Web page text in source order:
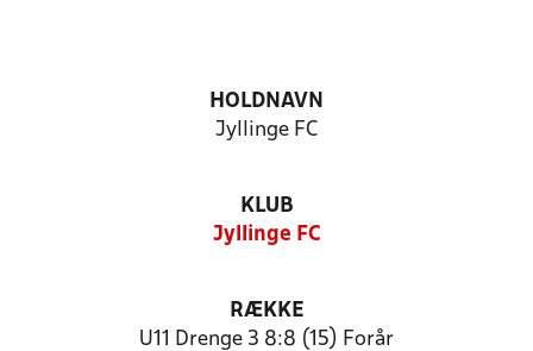
HOLDNAVN
Jyllinge FC
KLUB
Jyllinge FC
RÆKKE
U11 Drenge 3 8:8 (15) Forår